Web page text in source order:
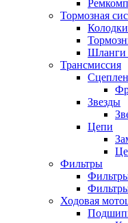
Тормозная
Шланги
Трансмиссия
Звезды
Цепи
Фильтры
Ходовая